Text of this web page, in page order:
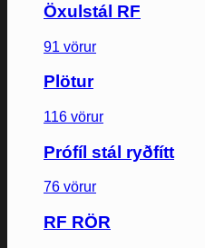
Öxulstál RF
91 vörur
Plötur
116 vörur
Prófíl stál ryðfítt
76 vörur
RF RÖR